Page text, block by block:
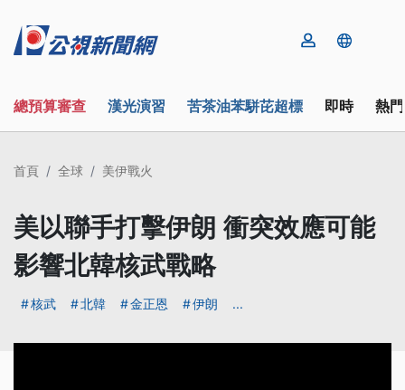
總預算審查 漢光演習 苦茶油苯駢芘超標 即時 熱
首頁 全球 美伊戰火
美以聯手打擊伊朗 衝突效應可能
影響北韓核武戰略
核武 北韓 金正恩 伊朗 ...